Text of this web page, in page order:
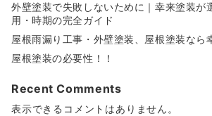
外壁塗装で失敗しないために｜幸来塗装が
用・時期の完全ガイド
屋根雨漏り工事・外壁塗装、屋根塗装なら
屋根塗装の必要性！！
Recent Comments
表示できるコメントはありません。